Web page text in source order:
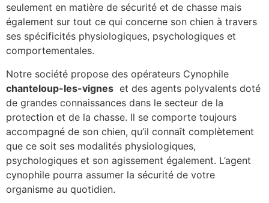
seulement en matière de sécurité et de chasse mais
également sur tout ce qui concerne son chien à travers
ses spécificités physiologiques, psychologiques et
comportementales.
Notre société propose des opérateurs Cynophile
chanteloup-les-vignes et des agents polyvalents doté
de grandes connaissances dans le secteur de la
protection et de la chasse. Il se comporte toujours
accompagné de son chien, qu’il connaît complètement
que ce soit ses modalités physiologiques,
psychologiques et son agissement également. L’agent
cynophile pourra assumer la sécurité de votre
organisme au quotidien.